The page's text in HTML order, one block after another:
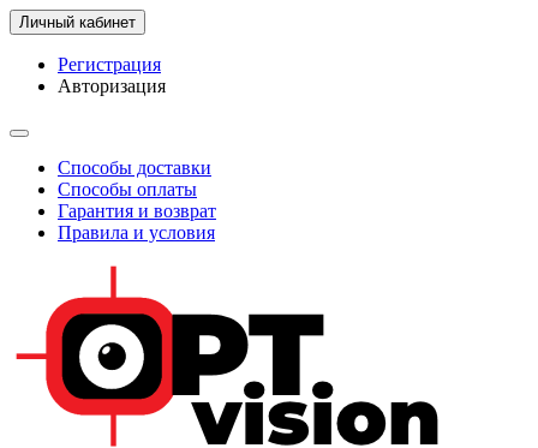
Личный кабинет
Регистрация
Авторизация
Способы доставки
Способы оплаты
Гарантия и возврат
Правила и условия